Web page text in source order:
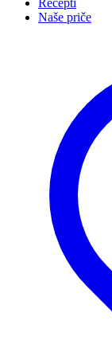
Recepti
Naše priče